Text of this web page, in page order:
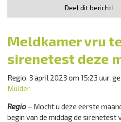
Deel dit bericht!
Meldkamer vru
sirenetest deze
Regio, 3 april 2023 om 15:23 uur,
Mulder
Regio – Mocht u deze eerste
begin van de middag de sirenetest